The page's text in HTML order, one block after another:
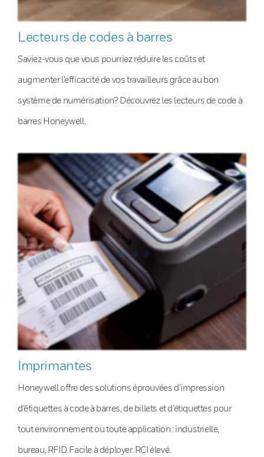
Lecteurs de codes à barres
Saviez-vous que vous pourriez réduire les coûts et
augmenter l’efficacité de vos travailleurs grâce au bon
système de numérisation? Découvrez les lecteurs de code à
barres Honeywell.
Imprimantes
Honeywell offre des solutions éprouvées d’impression
d’étiquettes à code à barres, de billets et d’étiquettes pour
tout environnement ou toute application : industrielle,
bureau, RFID. Facile à déployer. RCI élevé.